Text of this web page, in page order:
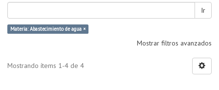
Ir
Materia: Abastecimiento de agua ×
Mostrar filtros avanzados
Mostrando ítems 1-4 de 4